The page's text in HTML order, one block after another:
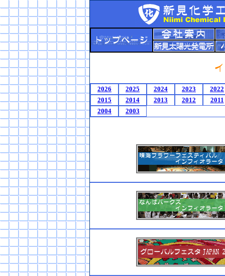
2026 2025 2024 2023
2022
2015
2014 2013 2012
2011
2004
2003